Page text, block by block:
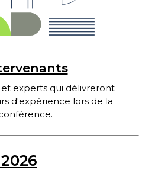
et experts qui délivreront
d'expérience lors de la